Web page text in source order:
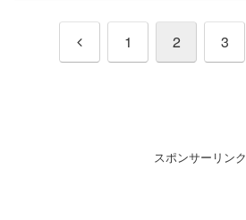
前
1 2 3
スポンサーリンク